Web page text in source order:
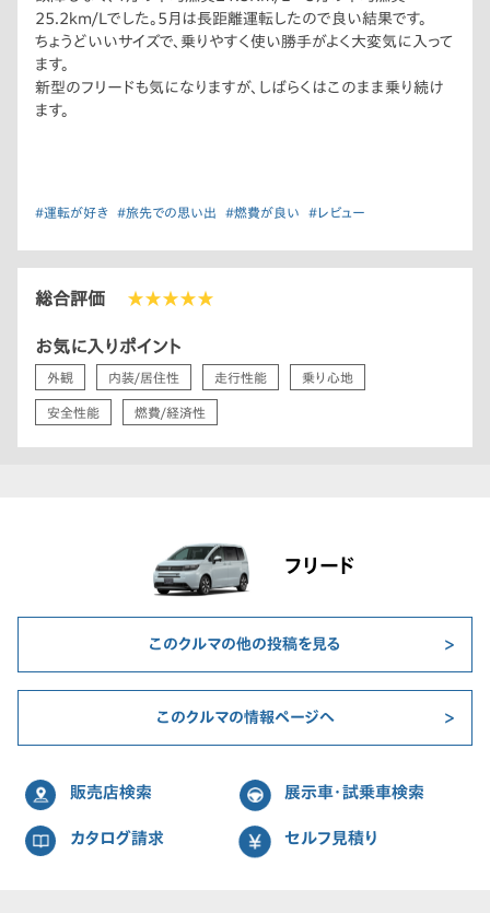
25.2km/Lでした。5月は長距離運転したので良い結果です。
ちょうどいいサイズで、乗りやすく使い勝手がよく大変気に入って
ます。
新型のフリードも気になりますが、しばらくはこのまま乗り続け
ます。
#運転が好き #旅先での思い出 #燃費が良い #レビュー
総合評価 ★★★★★
お気に入りポイント
外観 内装/居住性 走行性能 乗り心地
安全性能 燃費/経済性
フリード
このクルマの他の投稿を見る
このクルマの情報ページへ
販売店検索 展示車・試乗車検索
カタログ請求 セルフ見積り